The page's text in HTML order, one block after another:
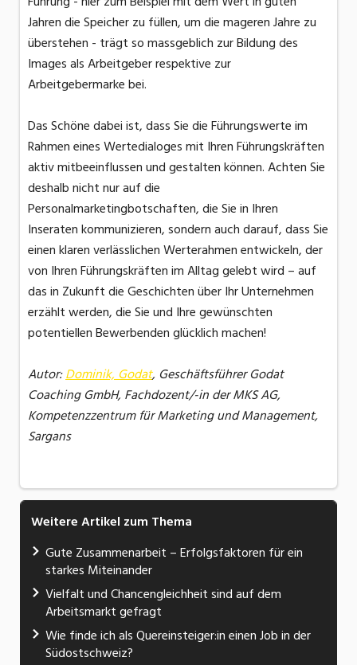
Jahren die Speicher zu füllen, um die mageren Jahre zu
überstehen - trägt so massgeblich zur Bildung des
Images als Arbeitgeber respektive zur
Arbeitgebermarke bei.
Das Schöne dabei ist, dass Sie die Führungswerte im
Rahmen eines Wertedialoges mit Ihren Führungskräften
aktiv mitbeeinflussen und gestalten können. Achten Sie
deshalb nicht nur auf die
Personalmarketingbotschaften, die Sie in Ihren
Inseraten kommunizieren, sondern auch darauf, dass Sie
einen klaren verlässlichen Werterahmen entwickeln, der
von Ihren Führungskräften im Alltag gelebt wird – auf
das in Zukunft die Geschichten über Ihr Unternehmen
erzählt werden, die Sie und Ihre gewünschten
potentiellen Bewerbenden glücklich machen!
Autor:Dominik, Godat, Geschäftsführer Godat
Coaching GmbH, Fachdozent/-in der MKS AG,
Kompetenzzentrum für Marketing und Management,
Sargans
Weitere Artikel zum Thema
Gute Zusammenarbeit – Erfolgsfaktoren für ein
starkes Miteinander
Vielfalt und Chancengleichheit sind auf dem
Arbeitsmarkt gefragt
Wie finde ich als Quereinsteiger:in einen Job in der
Südostschweiz?